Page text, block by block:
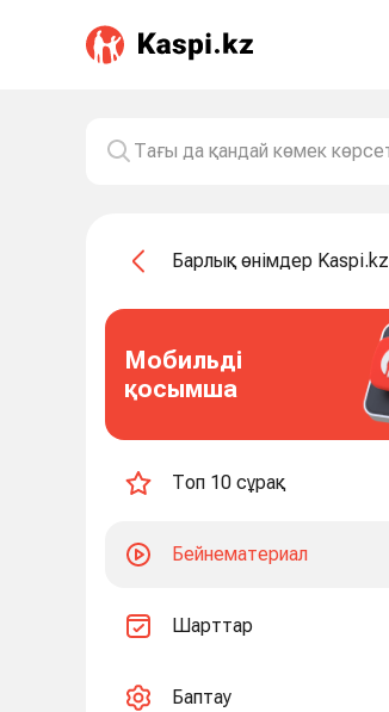
Барлық өнімдер Kaspi.kz
Мобильді
қосымша
Топ 10 сұрақ
Бейнематериал
Шарттар
Баптау